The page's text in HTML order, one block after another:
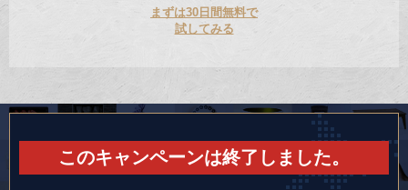
まずは30日間無料で
試してみる
このキャンペーンは終了しました。